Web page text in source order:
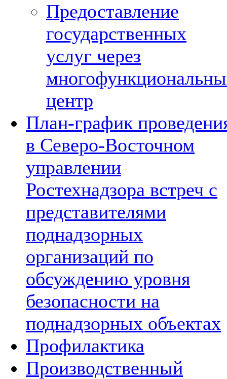
Предоставление
государственных
услуг через
центр
План-график
в Северо-Восточном
управлении
Ростехнадзора встреч с
представителями
поднадзорных
организаций по
обсуждению уровня
безопасности на
поднадзорных объектах
Профилактика
Производственный